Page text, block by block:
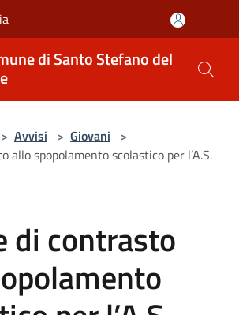
di Santo Stefano del
> Avvisi > Giovani >
allo spopolamento scolastico per l’A.S.
di contrasto